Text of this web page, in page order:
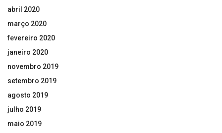
abril 2020
março 2020
fevereiro 2020
janeiro 2020
novembro 2019
setembro 2019
agosto 2019
julho 2019
maio 2019